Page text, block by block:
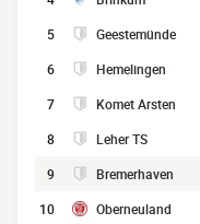
5 Geestemünde
6 Hemelingen
7 Komet Arsten
8 Leher TS
9 Bremerhaven
10
Oberneuland